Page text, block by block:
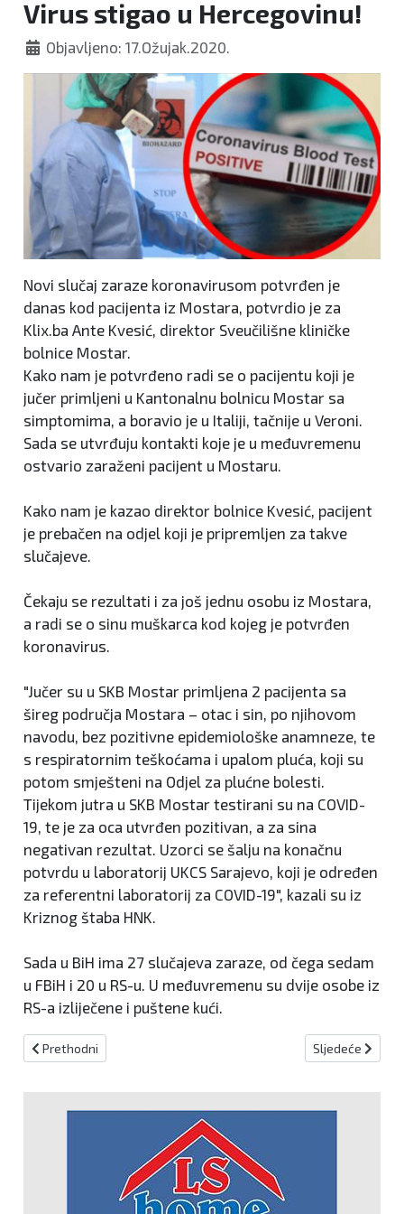
Virus stigao u Hercegovinu!
Objavljeno: 17.Ožujak.2020.
Novi slučaj zaraze koronavirusom potvrđen je
danas kod pacijenta iz Mostara, potvrdio je za
Klix.ba Ante Kvesić, direktor Sveučilišne kliničke
bolnice Mostar.
Kako nam je potvrđeno radi se o pacijentu koji je
jučer primljeni u Kantonalnu bolnicu Mostar sa
simptomima, a boravio je u Italiji, tačnije u Veroni.
Sada se utvrđuju kontakti koje je u međuvremenu
ostvario zaraženi pacijent u Mostaru.
Kako nam je kazao direktor bolnice Kvesić, pacijent
je prebačen na odjel koji je pripremljen za takve
slučajeve.
Čekaju se rezultati i za još jednu osobu iz Mostara,
a radi se o sinu muškarca kod kojeg je potvrđen
koronavirus.
"Jučer su u SKB Mostar primljena 2 pacijenta sa
šireg područja Mostara – otac i sin, po njihovom
navodu, bez pozitivne epidemiološke anamneze, te
s respiratornim teškoćama i upalom pluća, koji su
potom smješteni na Odjel za plućne bolesti.
Tijekom jutra u SKB Mostar testirani su na COVID-
19, te je za oca utvrđen pozitivan, a za sina
negativan rezultat. Uzorci se šalju na konačnu
potvrdu u laboratorij UKCS Sarajevo, koji je određen
za referentni laboratorij za COVID-19", kazali su iz
Kriznog štaba HNK.
Sada u BiH ima 27 slučajeva zaraze, od čega sedam
u FBiH i 20 u RS-u. U međuvremenu su dvije osobe iz
RS-a izliječene i puštene kući.
Prethodni članak: Naredba Općinskog suda u Kiseljaku
Prethodni Sljedeći članak:
Sljedeće